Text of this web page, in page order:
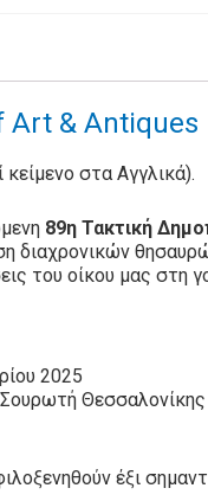
Art & Antiques
στα Αγγλικά).
89η Τακτική
διαχρονικών
του οίκου μας στη
2025
Θεσσαλονίκης
έξι